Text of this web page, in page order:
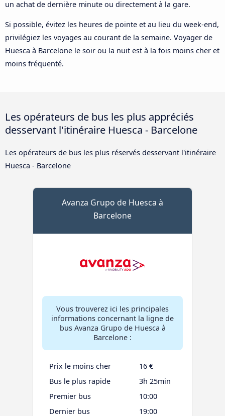
un achat de dernière minute ou directement à la gare.
Si possible, évitez les heures de pointe et au lieu du week-end,
privilégiez les voyages au courant de la semaine. Voyager de
Huesca à Barcelone le soir ou la nuit est à la fois moins cher et
moins fréquenté.
Les opérateurs de bus les plus appréciés
desservant l'itinéraire Huesca - Barcelone
Les opérateurs de bus les plus réservés desservant l'itinéraire
Huesca - Barcelone
Avanza Grupo de Huesca à
Barcelone
Vous trouverez ici les principales
informations concernant la ligne de
bus Avanza Grupo de Huesca à
Barcelone :
Prix le moins cher
16 €
Bus le plus rapide
3h 25min
Premier bus
10:00
Dernier bus
19:00